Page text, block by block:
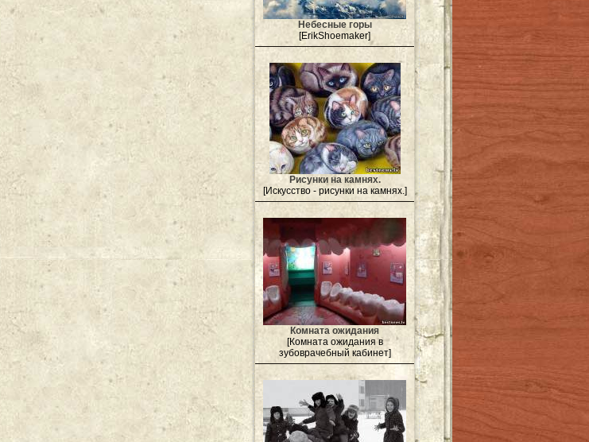
Небесные горы
[ErikShoemaker]
Рисунки на камнях.
[Искусство - рисунки на камнях.]
Комната ожидания
[Комната ожидания в
зубоврачебный кабинет]